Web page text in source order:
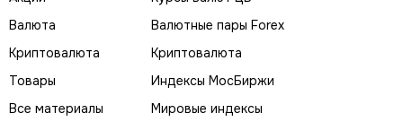
Валюта
Криптовалюта
Товары
Все материалы
Валютные пары Forex
Криптовалюта
Индексы МосБиржи
Мировые индексы